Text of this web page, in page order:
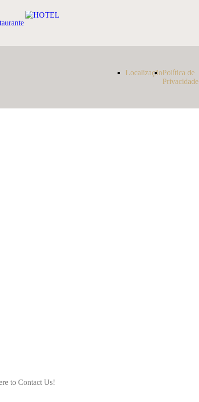
LocalizaçãoPolítica de
Privacidade
to Contact Us!